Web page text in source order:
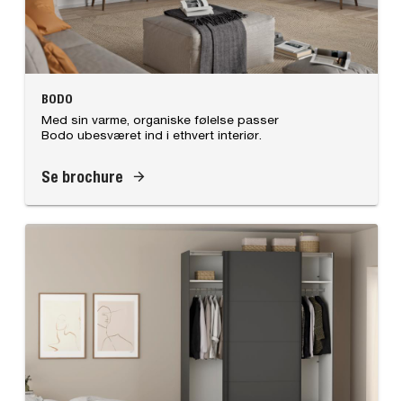
BODO
Med sin varme, organiske følelse passer
Bodo ubesværet ind i ethvert interiør.
Se brochure